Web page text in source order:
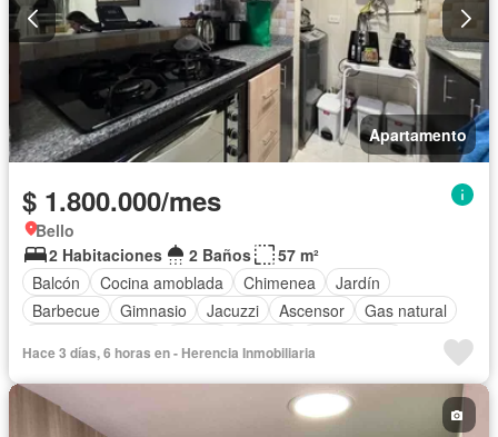
Apartamento
$ 1.800.000/mes
Bello
2 Habitaciones
2 Baños
57 m²
Balcón
Cocina amoblada Chimenea
Jardín
Barbecue
Gimnasio Jacuzzi Ascensor
Gas natural
Hace 3 días, 6 horas en - Herencia Inmobiliaria